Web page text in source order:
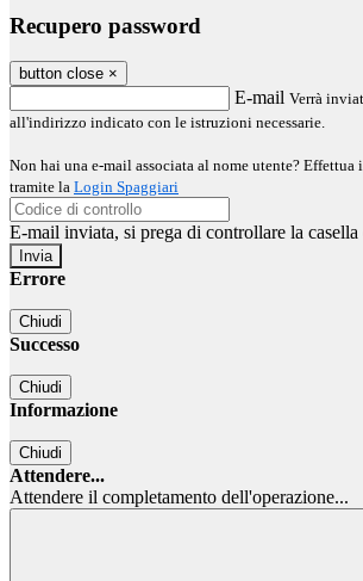
Recupero password
button close ×
E-mail Verrà
all'indirizzo indicato con le istruzioni necessarie.
Non hai una e-mail associata al nome utente? Effettua
tramite la Login Spaggiari
E-mail inviata, si prega di controllare la
Errore
Chiudi
Successo
Chiudi
Informazione
Chiudi
Attendere...
Attendere il completamento dell'operazione...